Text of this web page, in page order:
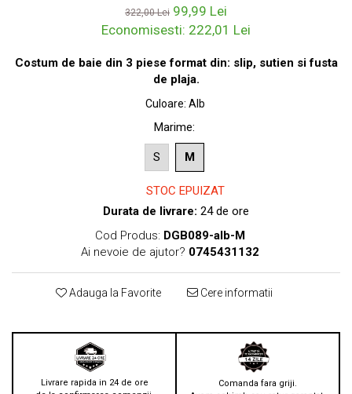
322,00 Lei 99,99 Lei
Economisesti: 222,01 Lei
Costum de baie din 3 piese format din: slip, sutien si fusta
de plaja.
Culoare: Alb
Marime:
S M
STOC EPUIZAT
Durata de livrare: 24 de ore
Cod Produs: DGB089-alb-M
Ai nevoie de ajutor? 0745431132
Adauga la Favorite Cere informatii
Livrare rapida in 24 de ore
Comanda fara griji.